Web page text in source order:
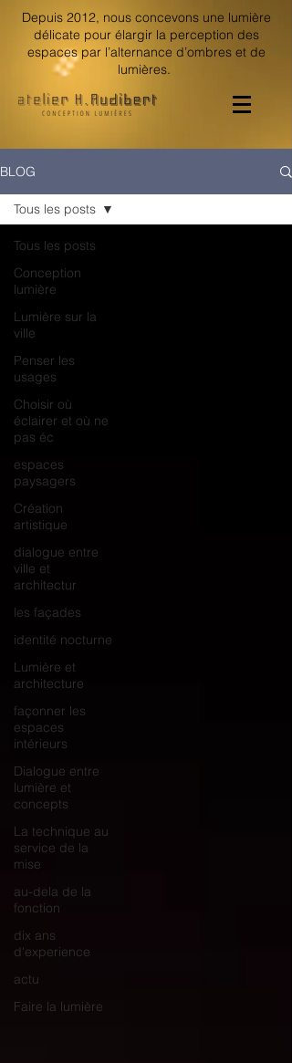
Depuis 2012, nous concevons une lumière
délicate pour élargir la perception des
espaces par l’alternance d’ombres et de
lumières.
BLOG
Tous les posts
Conception
lumière
Lumière sur la
ville
Penser les
usages
Choisir où
éclairer et où ne
pas éc
espaces
paysagers
Création
artistique
dialogue entre
ville et
architectur
les façades
identité nocturne
Lumière et
architecture
façonner les
espaces
intérieurs
Dialogue entre
lumière et
concepts
La technique au
service de la
mise
au-dela de la
fonction
dix ans
d'experience
actu
Faire la lumière
Tous les posts